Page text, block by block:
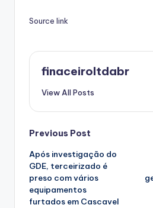
Source link
finaceiroltdabr
View All Posts
Post
navigation
Previous Post
Após investigação do
GDE, terceirizado é
preso com vários
equipamentos
furtados em Cascavel